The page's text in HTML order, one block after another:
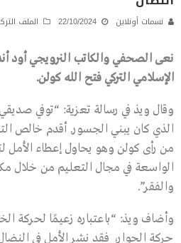
نسمات أونلاين 22/10/2024 الملف
نعى الصحفي والكاتب النرويجي أود
الإسلامي التركي فتح الله كولن.
وقال ويذ في رسالة تعزية: “توفي
الذي كان يبني الجسور. أقدم خالص
من رأى كولن وهو يحاول إعطاء الأمل
الواسعة في مجال التعليم من خلال
والفقر”.
وأضاف ويذ: “باعتباره زعيمًا لحركة
حركة الحوار، فقد نشر الأمل في